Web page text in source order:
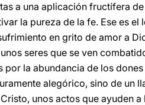
a una aplicación fructífera
la pureza de la fe. Ese es el
en grito de amor a
seres que se ven
la abundancia de los
alegórico, sino de un
unos actos que ayuden a